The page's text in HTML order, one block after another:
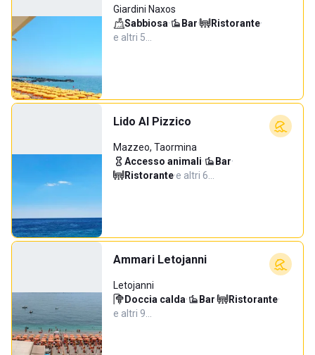
Giardini Naxos
Sabbiosa· Bar· Ristorante·
e altri 5…
Lido Al Pizzico
Mazzeo, Taormina
Accesso animali· Bar·
Ristorante·e altri 6…
Ammari Letojanni
Letojanni
Doccia calda· Bar· Ristorante·
e altri 9…